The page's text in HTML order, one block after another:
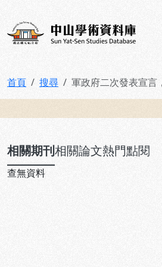
中山學術資料庫
首頁 搜尋 軍政府二次發表宣言
相關期刊相關論文熱門點閱
查無資料